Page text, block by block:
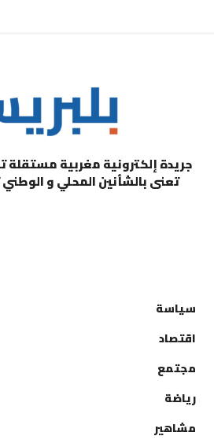
جريدة إلكترونية مغربية مستقلة
تعنى بالشأنين المحلي و الوطني
سياسة
اقتصاد
مجتمع
رياضة
مشاهير